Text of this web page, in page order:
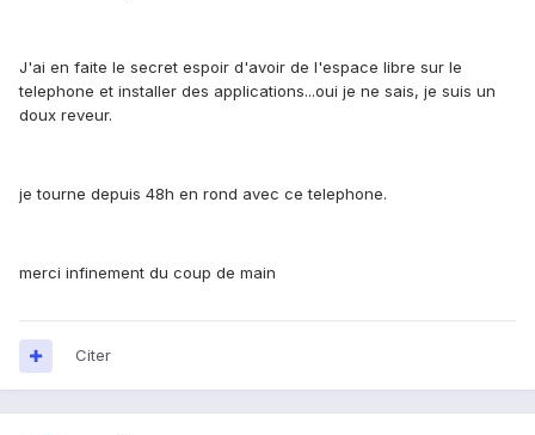
J'ai en faite le secret espoir d'avoir de l'espace libre sur le
telephone et installer des applications...oui je ne sais, je suis un
doux reveur.
je tourne depuis 48h en rond avec ce telephone.
merci infinement du coup de main
Citer